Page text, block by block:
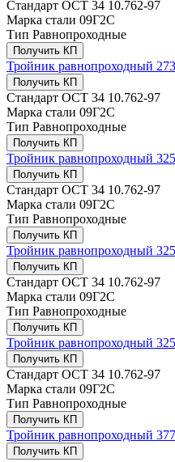
Стандарт ОСТ 34 10.762-97
Марка стали 09Г2С
Тип Равнопроходные
Получить КП
Тройник равнопроходный
Получить КП
Стандарт ОСТ 34 10.762-97
Марка стали 09Г2С
Тип Равнопроходные
Получить КП
Тройник равнопроходный
Получить КП
Стандарт ОСТ 34 10.762-97
Марка стали 09Г2С
Тип Равнопроходные
Получить КП
Тройник равнопроходный
Получить КП
Стандарт ОСТ 34 10.762-97
Марка стали 09Г2С
Тип Равнопроходные
Получить КП
Тройник равнопроходный
Получить КП
Стандарт ОСТ 34 10.762-97
Марка стали 09Г2С
Тип Равнопроходные
Получить КП
Тройник равнопроходный
Получить КП